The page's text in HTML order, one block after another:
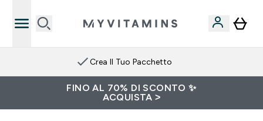
Crea Il Tuo Pacchetto
FINO AL 70% DI SCONTO ✨
ACQUISTA >